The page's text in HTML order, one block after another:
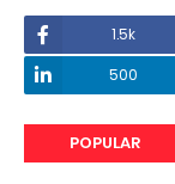
1.5k
500
POPULAR